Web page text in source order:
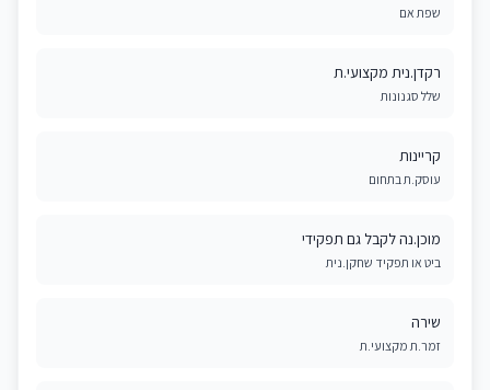
שפת אם
רקדן.נית מקצועי.ת
שלל סגנונות
קריינות
עוסק.ת בתחום
מוכן.נה לקבל גם תפקידי
ביט או תפקיד שחקן.נית
שירה
זמר.ת מקצועי.ת